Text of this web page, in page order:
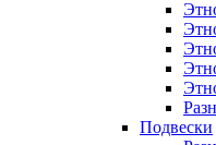
Подвески